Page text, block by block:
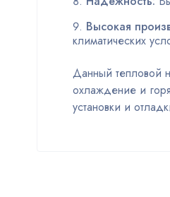
Высокая
климатических
Данный тепловой
охлаждение и
установки и